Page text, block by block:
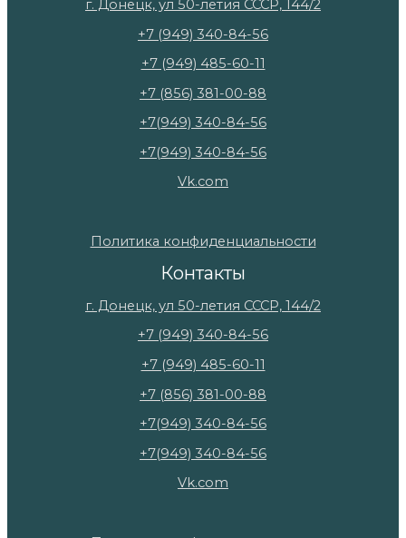
г. Донецк, ул 50-летия СССР, 144/2
+7 (949) 340-84-56
+7 (949) 485-60-11
+7 (856) 381-00-88
+7(949) 340-84-56
+7(949) 340-84-56
Vk.com
Политика конфиденциальности
Контакты
г. Донецк, ул 50-летия СССР, 144/2
+7 (949) 340-84-56
+7 (949) 485-60-11
+7 (856) 381-00-88
+7(949) 340-84-56
+7(949) 340-84-56
Vk.com